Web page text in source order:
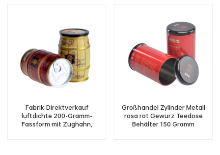
Fabrik-Direktverkauf
luftdichte 200-Gramm-
Fassform mit Zughahn,
Großhandel Zylinder Metall
rosa rot Gewürz Teedose
Behälter 150 Gramm